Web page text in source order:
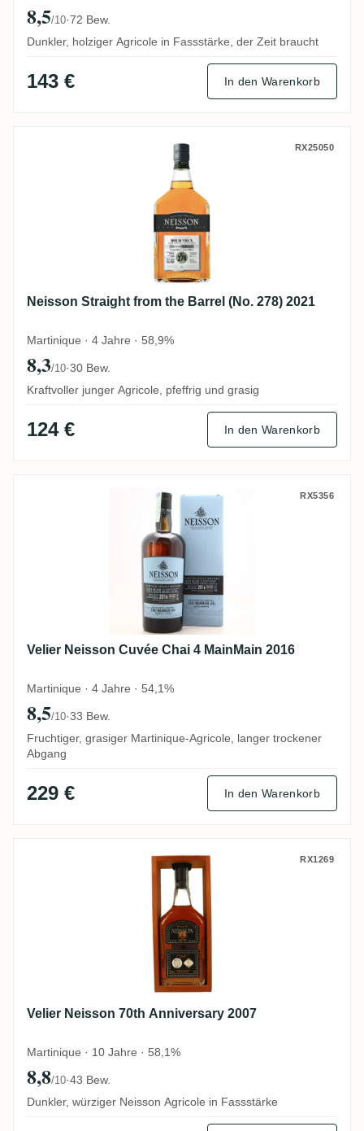
8,5/10·72 Bew.
Dunkler, holziger Agricole in Fassstärke, der Zeit braucht
143 € In den Warenkorb
Neisson Straight from the Barrel (No.
RX25050
Neisson Straight from the Barrel (No. 278) 2021
Martinique · 4 Jahre · 58,9%
8,3/10·30 Bew.
Kraftvoller junger Agricole, pfeffrig und grasig
124 € In den Warenkorb
Velier Neisson Cuvée Chai 4 MainMain
RX5356
Velier Neisson Cuvée Chai 4 MainMain 2016
Martinique · 4 Jahre · 54,1%
8,5/10·33 Bew.
Fruchtiger, grasiger Martinique-Agricole, langer trockener
Abgang
229 € In den Warenkorb
Velier Neisson 70th Anniversary 2007
RX1269
Velier Neisson 70th Anniversary 2007
Martinique · 10 Jahre · 58,1%
8,8/10·43 Bew.
Dunkler, würziger Neisson Agricole in Fassstärke